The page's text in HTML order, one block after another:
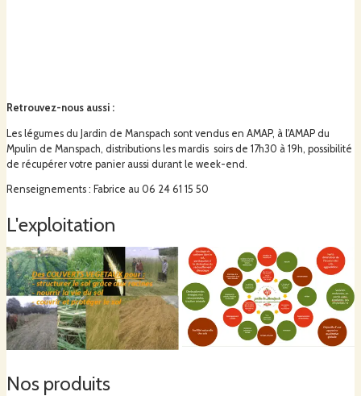
Retrouvez-nous aussi :
Les légumes du Jardin de Manspach sont vendus en AMAP, à l'AMAP du
Mpulin de Manspach, distributions les mardis soirs de 17h30 à 19h, possibilité
de récupérer votre panier aussi durant le week-end.
Renseignements : Fabrice au 06 24 61 15 50
L'exploitation
Nos produits